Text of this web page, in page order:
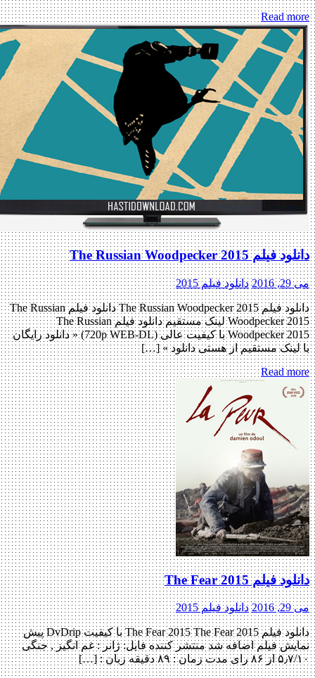
Read more
دانلود فیلم The Russian Woodpecker 2015
می 29, 2016 دانلود فیلم 2015
دانلود فیلم The Russian Woodpecker 2015 دانلود فیلم The Russian
Woodpecker 2015 لینک مستقیم دانلود فیلم The Russian
Woodpecker 2015 با کیفیت عالی (720p WEB-DL) « دانلود رایگان
با لینک مستقیم از هستی دانلود » […]
Read more
دانلود فیلم The Fear 2015
می 29, 2016 دانلود فیلم 2015
دانلود فیلم The Fear 2015 The Fear 2015 با کیفیت DvDrip پیش
نمایش فیلم اضافه شد منتشر کننده فایل: ژانر : غم انگیز , جنگی
۵٫۷/۱۰ از ۸۶ رای مدت زمان : ۸۹ دقیقه زبان : […]